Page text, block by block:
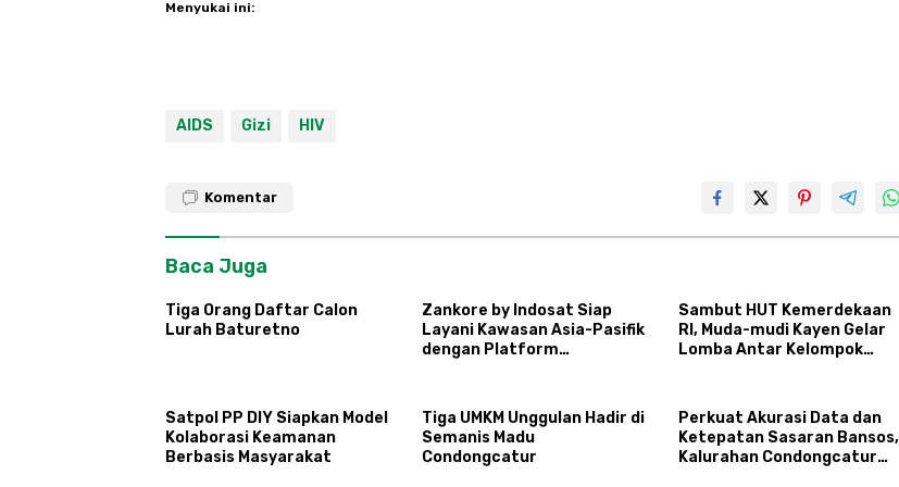
Menyukai ini:
AIDS Gizi HIV
Komentar
Baca Juga
Tiga Orang Daftar Calon
Lurah Baturetno
Zankore by Indosat Siap
Layani Kawasan Asia-Pasifik
dengan Platform
Sambut HUT Kemerdekaan
RI, Muda-mudi Kayen Gelar
Lomba Antar Kelompok
Satpol PP DIY Siapkan Model
Kolaborasi Keamanan
Berbasis Masyarakat
Tiga UMKM Unggulan Hadir di
Semanis Madu
Condongcatur
Perkuat Akurasi Data dan
Ketepatan Sasaran Bansos,
Kalurahan Condongcatur